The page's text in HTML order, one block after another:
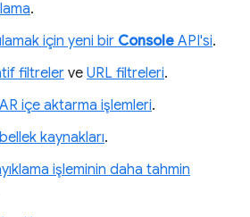
.
için yeni bir Console API'si.
filtrelerve URL filtreleri.
içe aktarma işlemleri.
kaynakları.
işleminin daha tahmin